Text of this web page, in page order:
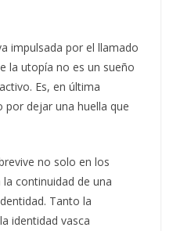
impulsada por el llamado
la utopía no es un sueño
Es, en última
por dejar una huella que
no solo en los
continuidad de una
Tanto la
identidad vasca